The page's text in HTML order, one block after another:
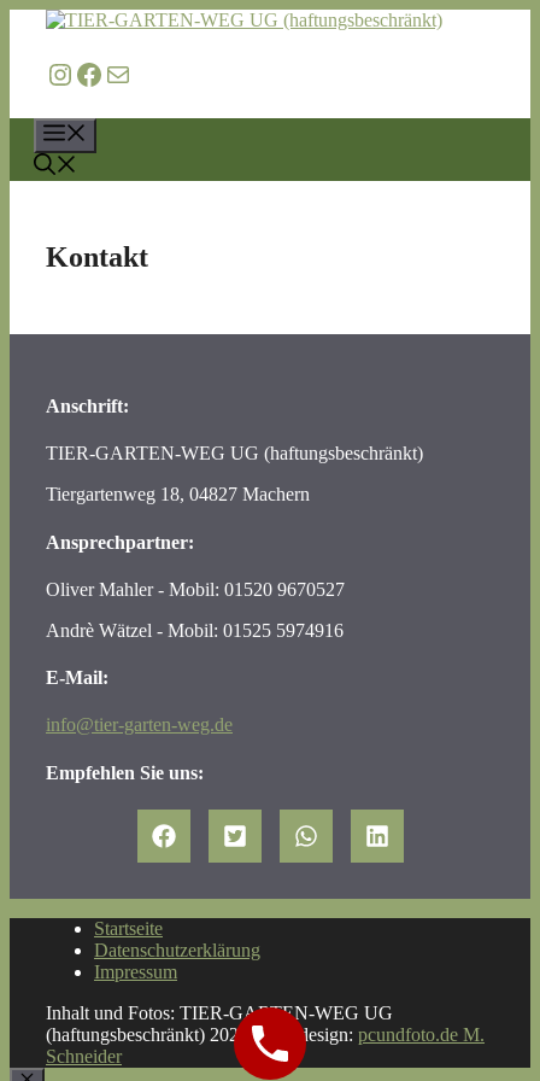
springenhttps://www.instagram.com/
https://www.facebook.com/profile.php?id=61556063254694
info@tier-garten-weg.de
Kontakt
Anschrift:
TIER-GARTEN-WEG UG (haftungsbeschränkt)
Tiergartenweg 18, 04827 Machern
Ansprechpartner:
Oliver Mahler - Mobil: 01520 9670527
Andrè Wätzel - Mobil: 01525 5974916
E-Mail:
info@tier-garten-weg.de
Empfehlen Sie uns:
Startseite
Datenschutzerklärung
Impressum
Inhalt und Fotos: TIER-GARTEN-WEG UG
(haftungsbeschränkt) 2026 - Webdesign: pcundfoto.de M.
Schneider